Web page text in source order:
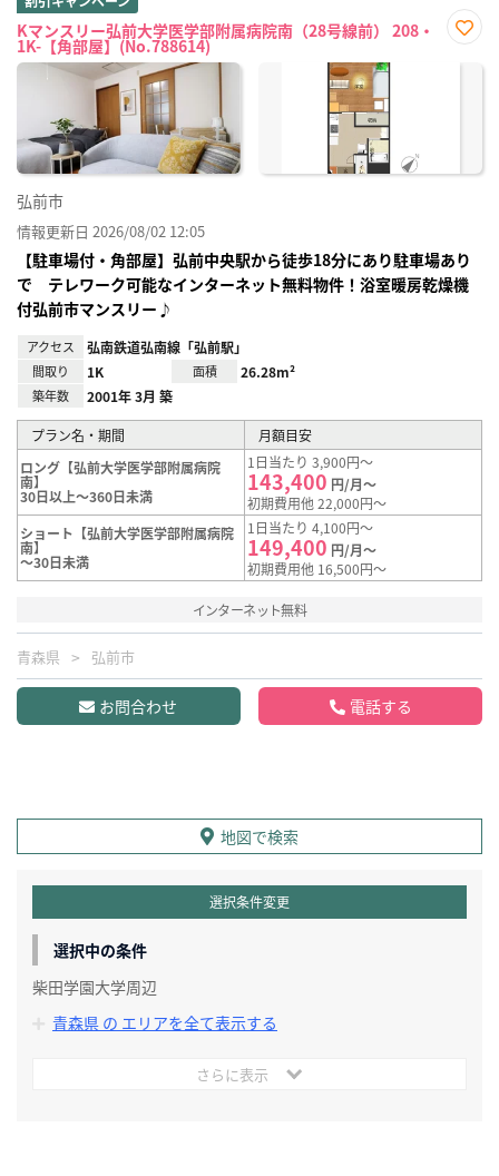
Kマンスリー弘前大学医学部附属病院南（28号線前） 208・
1K-【角部屋】(No.788614)
に入
弘前市
情報更新日 2026/08/02 12:05
【駐車場付・角部屋】弘前中央駅から徒歩18分にあり駐車場あり
で テレワーク可能なインターネット無料物件！浴室暖房乾燥機
付弘前市マンスリー♪
アクセス 弘南鉄道弘南線「弘前駅」
間取り 1K 面積 26.28m²
築年数 2001年 3月 築
プラン名・期間
月額目安
ロング【弘前大学医学部附属病院
南】
30日以上～360日未満
1日当たり 3,900円～
143,400 円/月～
初期費用他 22,000円～
ショート【弘前大学医学部附属病院
南】
～30日未満
1日当たり 4,100円～
149,400 円/月～
初期費用他 16,500円～
インターネット無料
青森県 弘前市
お問合わせ 電話する
地図で検索
選択条件変更
選択中の条件
柴田学園大学周辺
青森県 の エリアを全て表示する
さらに表示